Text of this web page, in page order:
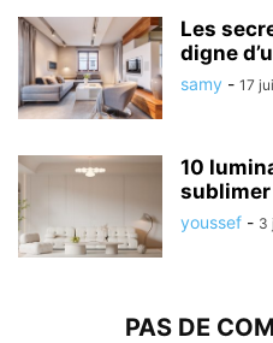
Les
digne
samy - 17
10
youssef - 3
PAS DE